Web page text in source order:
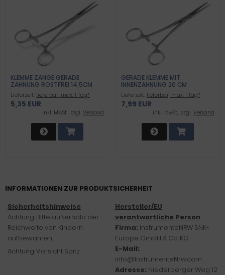
KLEMME ZANGE GERADE
ZAHNUNG ROSTFREI 14,5CM
Lieferzeit: lieferbar, max. 1 Tag*
5,35 EUR
inkl .MwSt., zzgl. Versand
GERADE KLEMME MIT
INNENZAHNUNG 20 CM
Lieferzeit: lieferbar, max. 1 Tag*
7,99 EUR
inkl .MwSt., zzgl. Versand
INFORMATIONEN ZUR PRODUKTSICHERHEIT
Sicherheitshinweise
Achtung: Bitte außerhalb der
Reichweite von Kindern
aufbewahren.
Hersteller/EU
verantwortliche Person
Firma: InstrumenteNRW SNK-
Europe GmbH & Co. KG
E-Mail:
info@InstrumenteNrw.com
Adresse: Niederberger Weg 12
Achtung: Vorsicht Spitz.